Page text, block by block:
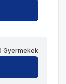
Gyermekek